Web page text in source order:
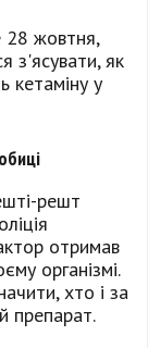
жовтня,
з'ясувати, як
кетаміну у
решт
отримав
організмі.
хто і за
препарат.